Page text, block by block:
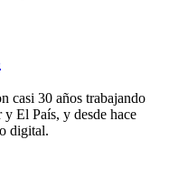
casi 30 años trabajando
El País, y desde hace
digital.